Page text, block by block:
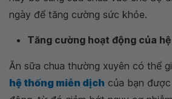
ngày để tăng cường sức khỏe.
Tăng cường hoạt động của
Ăn sữa chua thường xuyên có thể
hệ thống miễn dịch của bạn